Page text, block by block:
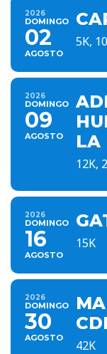
2026
DOMINGO
02
AGOSTO
5K,
2026
DOMINGO
09
AGOSTO
LA
12K,
2026
DOMINGO
16
AGOSTO
15K
2026
DOMINGO
30
AGOSTO 42K